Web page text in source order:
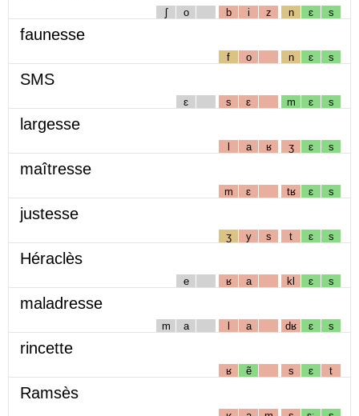
ʃ o b i z n ɛ s
faunesse
f o n ɛ s
SMS
ɛ s ɛ m ɛ s
largesse
l a ʁ ʒ ɛ s
maîtresse
m ɛ tʁ ɛ s
justesse
ʒ y s t ɛ s
Héraclès
e ʁ a kl ɛ s
maladresse
m a l a dʁ ɛ s
rincette
ʁ ẽ s ɛ t
Ramsès